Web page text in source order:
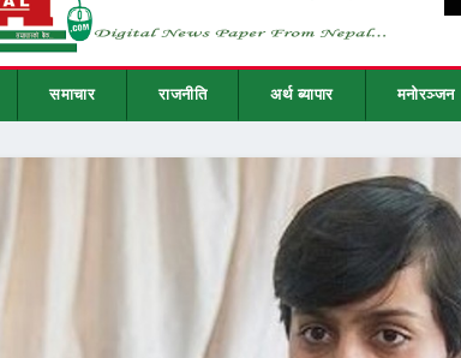
समाचार राजनीति अर्थ ब्यापार मनोरञ्जन